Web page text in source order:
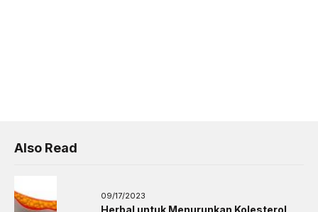
Also Read
09/17/2023
Herbal untuk Menurunkan Kolesterol